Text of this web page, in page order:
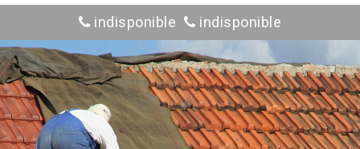
indisponible indisponible